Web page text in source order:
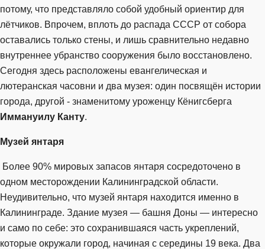
потому, что представляло собой удобный ориентир для
лётчиков. Впрочем, вплоть до распада СССР от собора
оставались только стены, и лишь сравнительно недавно
внутреннее убранство сооружения было восстановлено.
Сегодня здесь расположены евангелическая и
лютеранская часовни и два музея: один посвящён истории
города, другой - знаменитому уроженцу Кёнигсберга
Иммануилу Канту.
Музей янтаря
Более 90% мировых запасов янтаря сосредоточено в
одном месторождении Калининградской области.
Неудивительно, что музей янтаря находится именно в
Калининграде. Здание музея — башня Доны — интересно
и само по себе: это сохранившаяся часть укреплений,
которые окружали город, начиная с середины 19 века. Два